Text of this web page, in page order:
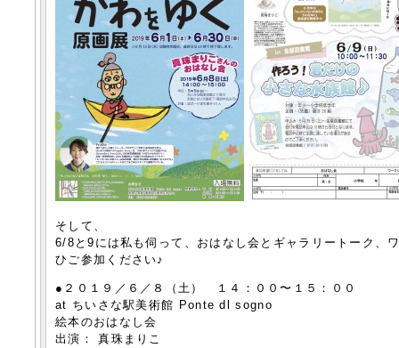
そして、
6/8と9には私も伺って、おはなし会とギャラリートーク、
ひご参加ください♪
●２０１９／６／８（土） １４：００〜１５：００
at ちいさな駅美術館 Ponte dl sogno
絵本のおはなし会
出演： 真珠まりこ